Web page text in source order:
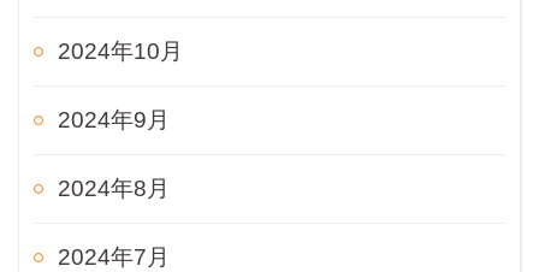
2024年10月
2024年9月
2024年8月
2024年7月